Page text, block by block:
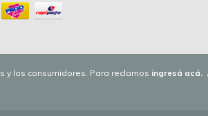
y los consumidores. Para reclamos ingresá acá.